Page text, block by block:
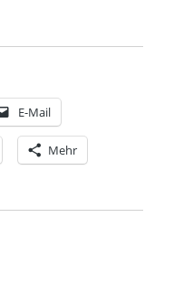
E-Mail
Mehr